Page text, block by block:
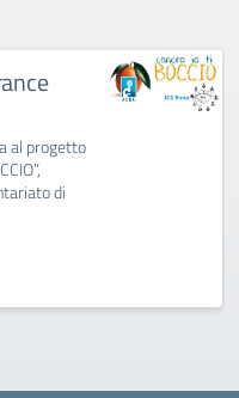
al progetto
di